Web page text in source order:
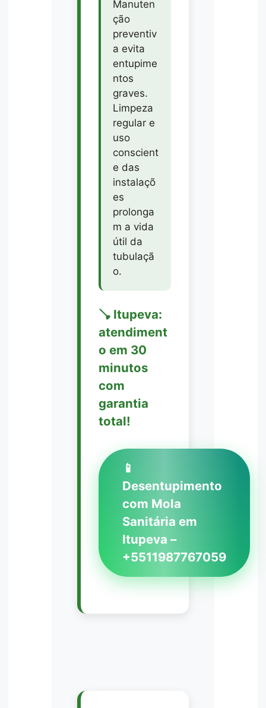
Manuten
ção
preventiv
a evita
entupime
ntos
graves.
Limpeza
regular e
uso
conscient
e das
instalaçõ
es
prolonga
m a vida
útil da
tubulaçã
o.
🪠 Itupeva:
atendiment
o em 30
minutos
com
garantia
total!
📱
Desentupimento
com Mola
Sanitária em
Itupeva –
+5511987767059